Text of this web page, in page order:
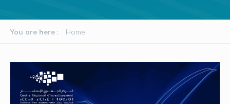
You are here Home